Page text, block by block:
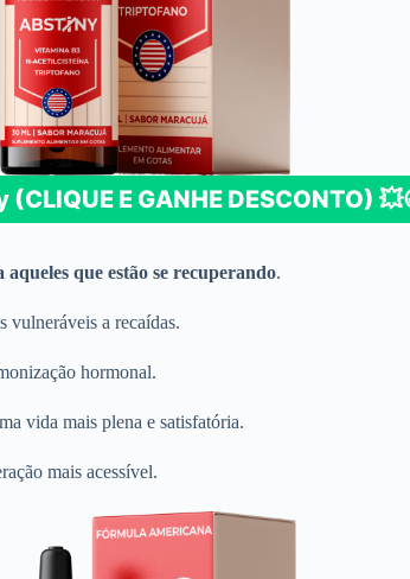
E GANHE DESCONTO)
aqueles que estão se recuperando.
vulneráveis a recaídas.
hormonal.
vida mais plena e satisfatória.
mais acessível.